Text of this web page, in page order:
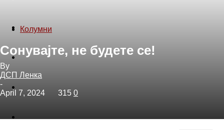
Активизам
Екологија
Колумни
Сонувајте, не будете се!
By
ДСП Ленка
-
April 7, 2024
315 0